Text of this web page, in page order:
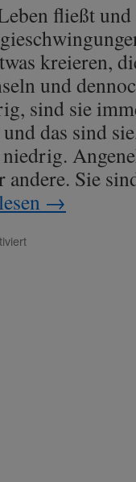
fließt und
kreieren,
und
sind sie
das sind
andere. Sie
→
für